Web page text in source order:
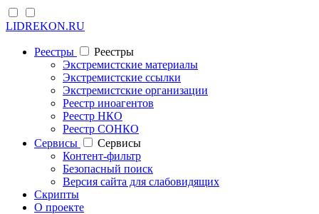
LIDREKON.RU
Реестры
Реестры
Экстремистские материалы
Экстремистские ссылки
Экстремистские организации
Реестр иноагентов
Реестр НКО
Реестр СОНКО
Cервисы
Cервисы
Контент-фильтр
Безопасный поиск
Версия сайта для слабовидящих
Скрипты
О проекте